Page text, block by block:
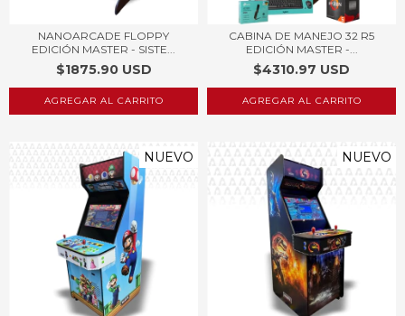
NANOARCADE FLOPPY
EDICIÓN MASTER - SISTE...
$1875.90 USD
AGREGAR AL CARRITO
CABINA DE MANEJO 32 R5
EDICIÓN MASTER -...
$4310.97 USD
NUEVO NUEVO